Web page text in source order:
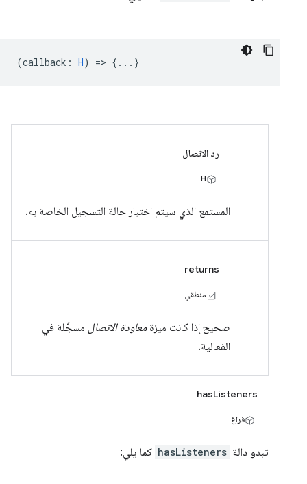
(callback : H) => {...}
رد الاتصال
H
المستمع الذي سيتم اختبار حالة التسجيل الخاصة به.
returns
منطقي
صحيح إذا كانت ميزة معاودة الاتصال مسجَّلة في
الفعالية.
hasListeners
فراغ
تبدو دالة hasListeners كما يلي: